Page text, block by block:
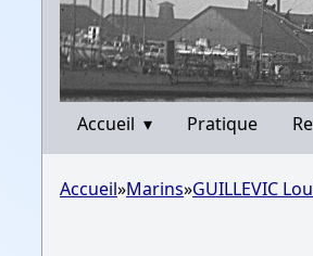
Accueil ▾ Pratique
Accueil»Marins»GUILLEVIC